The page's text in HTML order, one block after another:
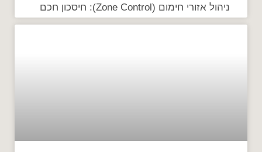
ניהול אזורי חימום (Zone Control): חיסכון חכם